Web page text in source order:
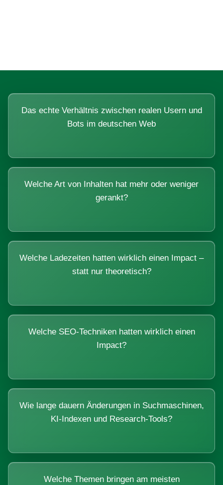
Das echte Verhältnis zwischen realen Usern und
Bots im deutschen Web
Welche Art von Inhalten hat mehr oder weniger
gerankt?
Welche Ladezeiten hatten wirklich einen Impact –
statt nur theoretisch?
Welche SEO-Techniken hatten wirklich einen
Impact?
Wie lange dauern Änderungen in Suchmaschinen,
KI-Indexen und Research-Tools?
Welche Themen bringen am meisten